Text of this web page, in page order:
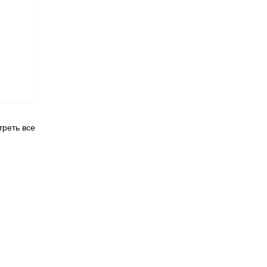
все